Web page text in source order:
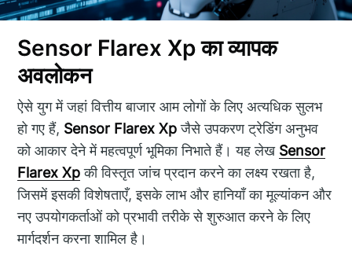
Sensor Flarex Xp का व्यापक
अवलोकन
ऐसे युग में जहां वित्तीय बाजार आम लोगों के लिए अत्यधिक सुलभ
हो गए हैं, Sensor Flarex Xpजैसे उपकरण ट्रेडिंग अनुभव
को आकार देने में महत्वपूर्ण भूमिका निभाते हैं। यह लेख Sensor
Flarex Xpकी विस्तृत जांच प्रदान करने का लक्ष्य रखता है,
जिसमें इसकी विशेषताएँ, इसके लाभ और हानियाँ का मूल्यांकन और
नए उपयोगकर्ताओं को प्रभावी तरीके से शुरुआत करने के लिए
मार्गदर्शन करना शामिल है।